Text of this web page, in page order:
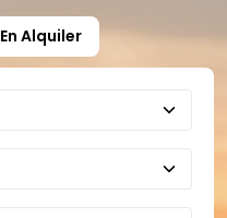
En Alquiler